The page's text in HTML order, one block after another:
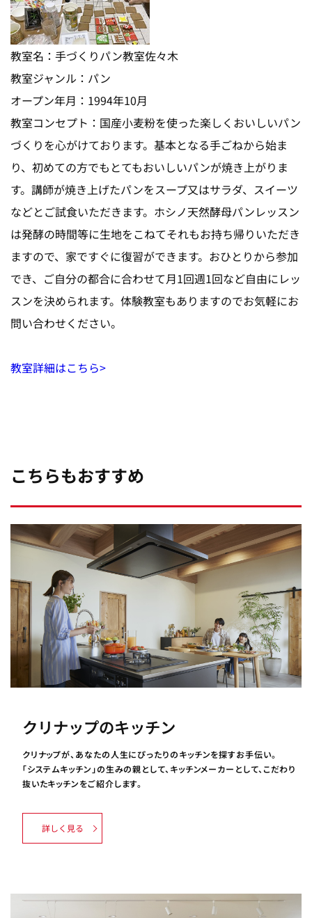
教室名：手づくりパン教室佐々木
教室ジャンル：パン
オープン年月：1994年10月
教室コンセプト：国産小麦粉を使った楽しくおいしいパン
づくりを心がけております。基本となる手ごねから始ま
り、初めての方でもとてもおいしいパンが焼き上がりま
す。講師が焼き上げたパンをスープ又はサラダ、スイーツ
などとご試食いただきます。ホシノ天然酵母パンレッスン
は発酵の時間等に生地をこねてそれもお持ち帰りいただき
ますので、家ですぐに復習ができます。おひとりから参加
でき、ご自分の都合に合わせて月1回週1回など自由にレッ
スンを決められます。体験教室もありますのでお気軽にお
問い合わせください。
教室詳細はこちら>
こちらもおすすめ
クリナップのキッチン
クリナップが、あなたの人生にぴったりのキッチンを探すお手伝い。
「システムキッチン」の生みの親として、キッチンメーカーとして、こだわり
抜いたキッチンをご紹介します。
詳しく見る